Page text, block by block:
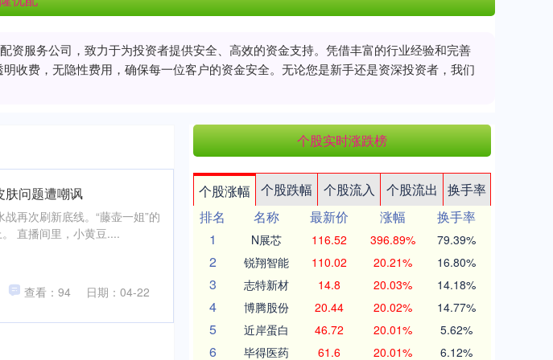
服务公司，致力于为投资者提供安全、高效的资金支持。凭借丰富的行业经验和完善
收费，无隐性费用，确保每一位客户的资金安全。无论您是新手还是资深投资者，我们
肤问题遭嘲讽
再次刷新底线。“藤壶一姐”的
直播间里，小黄豆....
查看：94 日期：04-22
个股实时涨跌榜
个股涨幅 个股跌幅 个股流入 个股流出
换手率
排名
名称 最新价 涨幅
换手率
1
N展芯 116.52 396.89% 79.39%
2 锐翔智能 110.02 20.21% 16.80%
3 志特新材 14.8 20.03% 14.18%
4 博腾股份 20.44 20.02% 14.77%
5 近岸蛋白 46.72 20.01% 5.62%
6 毕得医药 61.6 20.01% 6.12%